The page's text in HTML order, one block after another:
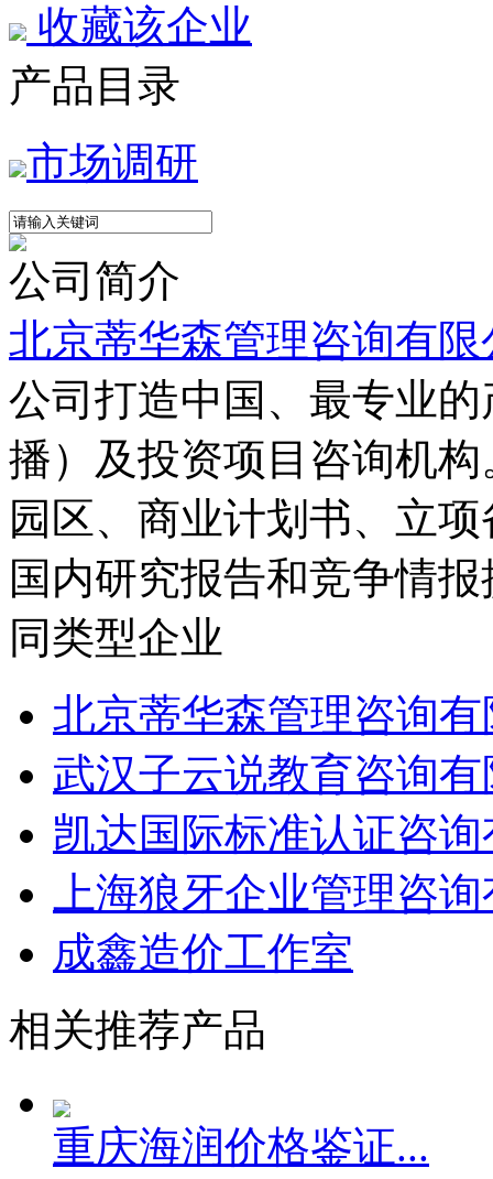
收藏该企业
产品目录
市场调研
公司简介
北京蒂华森管理咨询有限
公司打造中国、最专业
播）及投资项目咨询机
园区、商业计划书、立
国内研究报告和竞争情
同类型企业
北京蒂华森管理咨询
武汉子云说教育咨询
凯达国际标准认证咨
上海狼牙企业管理咨
成鑫造价工作室
相关推荐产品
重庆海润价格鉴证...